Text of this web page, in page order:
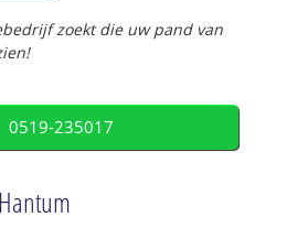
zoekt die uw pand van
0519-235017